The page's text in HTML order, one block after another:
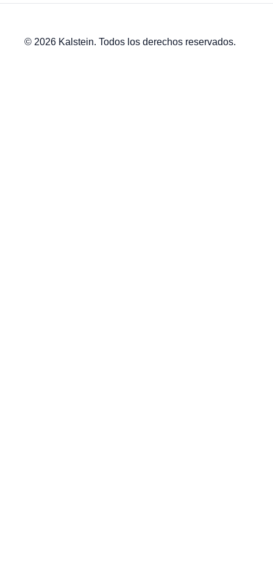
© 2026 Kalstein. Todos los derechos reservados.